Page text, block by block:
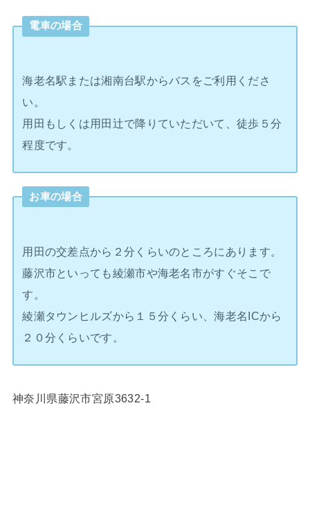
電車の場合
海老名駅または湘南台駅からバスをご利用くださ
い。
用田もしくは用田辻で降りていただいて、徒歩５分
程度です。
お車の場合
用田の交差点から２分くらいのところにあります。
藤沢市といっても綾瀬市や海老名市がすぐそこで
す。
綾瀬タウンヒルズから１５分くらい、海老名ICから
２０分くらいです。
神奈川県藤沢市宮原3632-1